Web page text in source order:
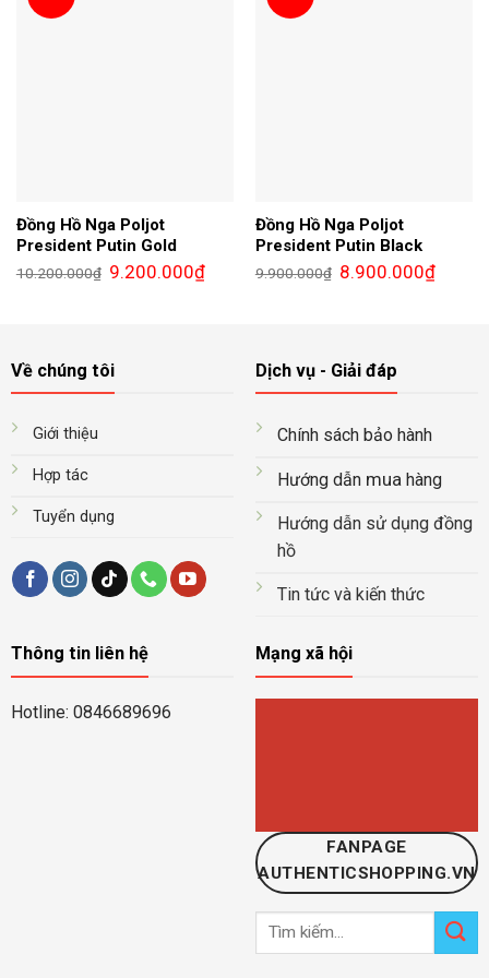
Đồng Hồ Nga Poljot
President Putin Gold
10.200.000₫ Giá
gốc
9.200.000₫Giá
hiện
Đồng Hồ Nga Poljot
President Putin Black
9.900.000₫ Giá
gốc
8.900.000₫Giá
hiện
Về chúng tôi
Giới thiệu
Hợp tác
Tuyển dụng
Dịch vụ - Giải đáp
Chính sách bảo hành
Hướng dẫn muahàng
Hướng dẫn sử dụng đồng
hồ
Tin tức và kiến thức
Thông tin liên hệ
Hotline: 0846689696
Mạng xã hội
FANPAGE
AUTHENTICSHOPPING.VN
Tìm